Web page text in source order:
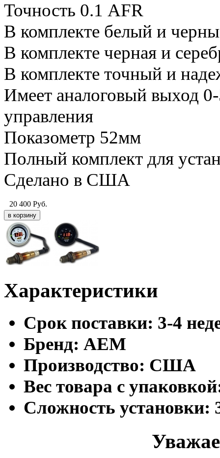
Точность 0.1 AFR
В комплекте белый и
В комплекте черная и
В комплекте точный и
Имеет аналоговый выход
управления
Показометр 52мм
Полный комплект для
Сделано в США
20 400 Руб.
Характеристики
Cрок поставки: 3-4
Бренд: AEM
Производство: США
Вес товара с
Сложность установки: